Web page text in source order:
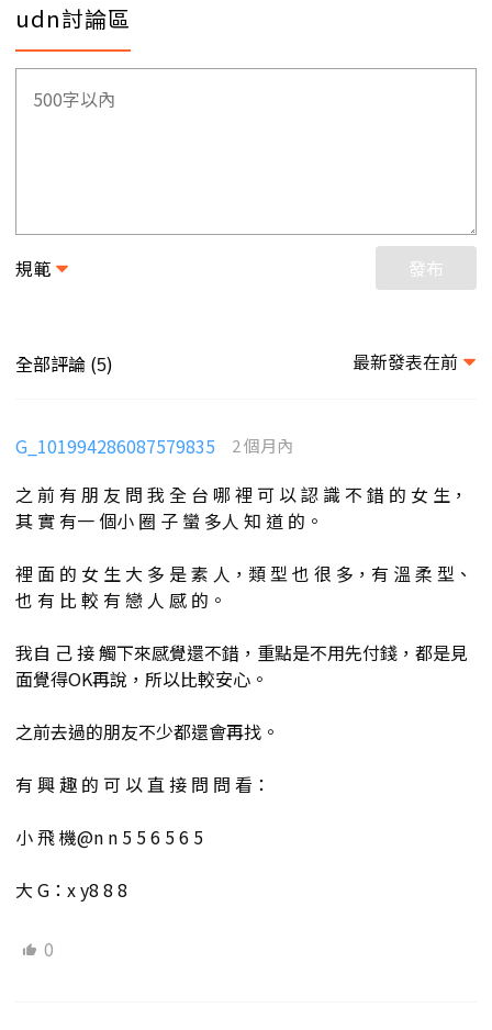
udn討論區
規範 發布
全部評論 (5) 最新發表在前
G_101994286087579835 2 個月內
之 前 有 朋 友 問 我 全 台 哪 裡 可 以 認 識 不 錯 的 女 生，
其 實 有一 個小 圈 子 蠻 多人 知 道 的。
裡 面 的 女 生 大 多 是 素 人，類 型 也 很 多，有 溫 柔 型、
也 有 比 較 有 戀 人 感 的。
我自 己 接 觸下來感覺還不錯，重點是不用先付錢，都是見
面覺得OK再說，所以比較安心。
之前去過的朋友不少都還會再找。
有 興 趣 的 可 以 直 接 問 問 看：
小 飛 機@n n 5 5 6 5 6 5
大 G：x y8 8 8
0